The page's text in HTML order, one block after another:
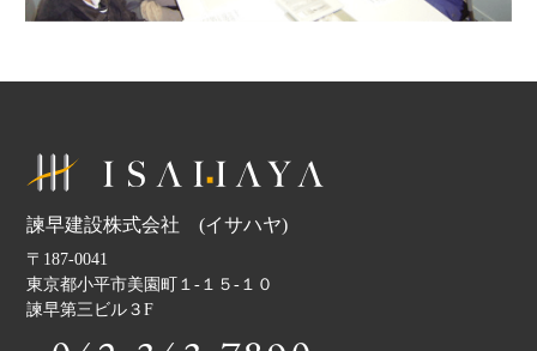
諫早建設株式会社 (イサハヤ)
〒187-0041
東京都小平市美園町１-１５-１０
諫早第三ビル３F